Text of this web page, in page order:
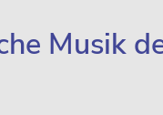
Musik